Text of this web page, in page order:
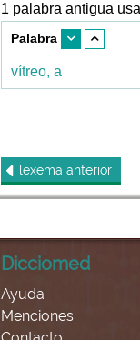
1 palabra antigua
Palabra
vítreo, a
lexema anterior
Dicciomed
Ayuda
Menciones